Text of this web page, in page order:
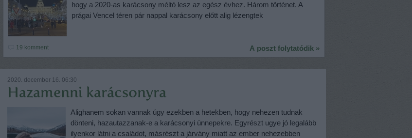
hogy a 2020-as karácsony méltó lesz az egész évhez. Három történet. A
prágai Vencel téren pár nappal karácsony előtt alig lézengtek
19 komment A poszt folytatódik »
2020. december 16. 06:30
Hazamenni karácsonyra
Alighanem sokan vannak úgy ezekben a hetekben, hogy nehezen tudnak
dönteni, hazautazzanak-e a karácsonyi ünnepekre. Egyrészt ugye jó legalább
ilyenkor látni a családot, másrészt a járvány miatt az ember nehezebben